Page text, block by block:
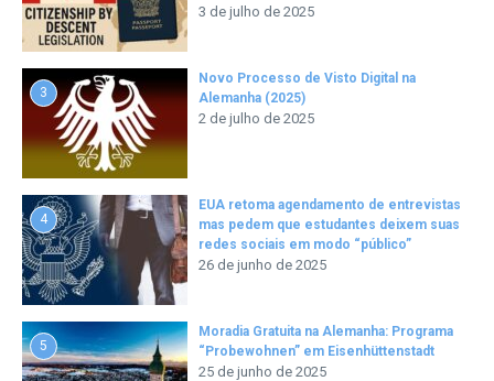
3 de julho de 2025
3
Novo Processo de Visto Digital na
Alemanha (2025)
2 de julho de 2025
4
EUA retoma agendamento de entrevistas
mas pedem que estudantes deixem suas
redes sociais em modo “público”
26 de junho de 2025
5
Moradia Gratuita na Alemanha: Programa
“Probewohnen” em Eisenhüttenstadt
25 de junho de 2025